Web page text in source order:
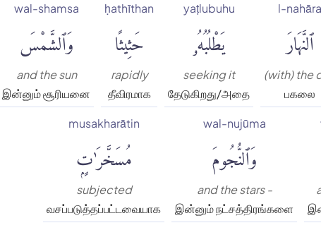
l-nahāra
ٱلنَّهَارَ
(with) the
பகலை
yaṭlubuhu
يَطْلُبُهُۥ
seeking it
தேடுகிறது/அதை
ḥathīthan
حَثِيثًا
rapidly
தீவிரமாக
wal-shamsa
وَٱلشَّمْسَ
and the sun
இன்னும் சூரியனை
wal-nujūma
وَٱلنُّجُومَ
and the stars -
இன்னும் நட்சத்திரங்களை
musakharātin
مُسَخَّرَٰتٍۭ
subjected
வசப்படுத்தப்பட்டவையாக